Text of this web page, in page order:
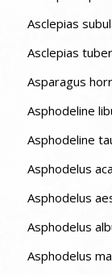
Asclepias
Asclepias
Asparagus
Asphodeline
Asphodeline
Asphodelus
Asphodelus
Asphodelus
Asphodelus